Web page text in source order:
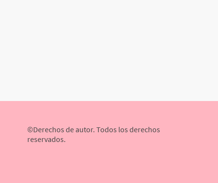
©Derechos de autor. Todos los derechos
reservados.